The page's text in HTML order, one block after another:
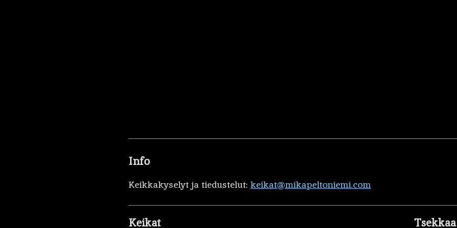
Info
Keikkakyselyt ja tiedustelut: keikat@mikapeltoniemi.com
Keikat